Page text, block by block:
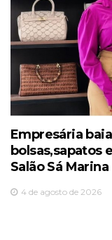
Empresária
bolsas,sapatos
Salão Sá Marina
4 de agosto de 2026